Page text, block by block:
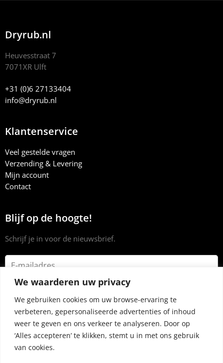
We waarderen uw privacy
We gebruiken cookies om uw browse-ervaring te
verbeteren, gepersonaliseerde advertenties of inhoud
weer te geven en ons verkeer te analyseren. Door op
‘Alles accepteren’ te klikken, stemt u in met ons gebruik
van cookies.
Dryrub.nl
Heuvesstraat 7
7071XR Ulft
+31 (0)6 27133404
info@dryrub.nl
Klantenservice
Veel gestelde vragen
Verzending & Levering
Mijn account
Contact
Blijf op de hoogte!
Schrijf je in voor de nieuwsbrief.